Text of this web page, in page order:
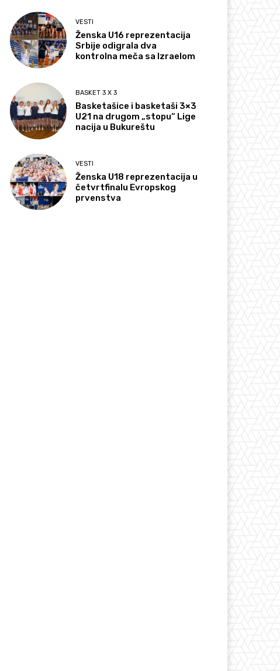
VESTI
Ženska U16 reprezentacija
Srbije odigrala dva
kontrolna meča sa Izraelom
BASKET 3 X 3
Basketašice i basketaši 3×3
U21 na drugom „stopu“ Lige
nacija u Bukureštu
VESTI
Ženska U18 reprezentacija u
četvrtfinalu Evropskog
prvenstva